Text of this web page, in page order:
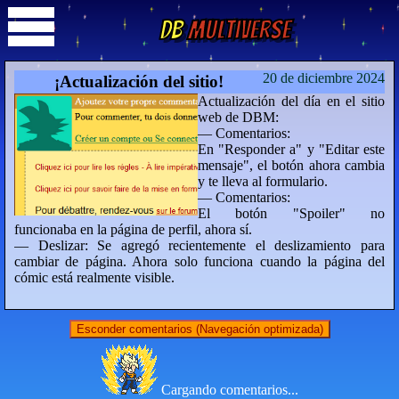
DBMultiverse
20 de diciembre 2024
¡Actualización del sitio!
Actualización del día en el sitio
web de DBM:
— Comentarios:
En "Responder a" y "Editar este
mensaje", el botón ahora cambia
y te lleva al formulario.
— Comentarios:
El botón "Spoiler" no
funcionaba en la página de perfil, ahora sí.
— Deslizar: Se agregó recientemente el deslizamiento para
cambiar de página. Ahora solo funciona cuando la página del
cómic está realmente visible.
Esconder comentarios (Navegación optimizada)
Cargando comentarios...